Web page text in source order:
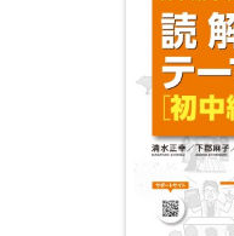
「自分で自分の興味
「こんなことを話し
「このテーマははた
「みんなが興味を持
など、いくつもの不
その結果、「とりあ